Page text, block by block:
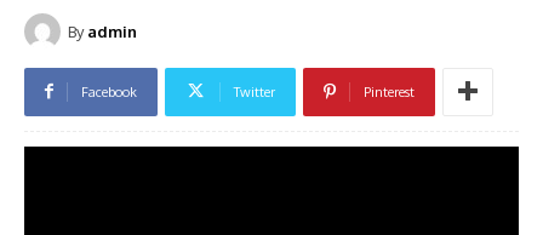
By admin
Facebook Twitter Pinterest